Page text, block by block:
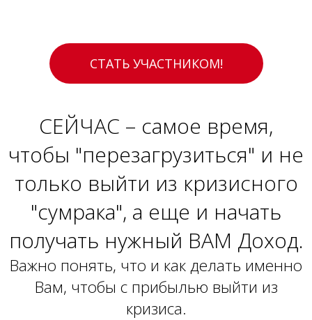
СТАТЬ УЧАСТНИКОМ!
СЕЙЧАС – самое время,
чтобы "перезагрузиться" и не
только выйти из кризисного
"сумрака", а еще и начать
получать нужный ВАМ Доход.
Важно понять, что и как делать именно
Вам, чтобы с прибылью выйти из
кризиса.